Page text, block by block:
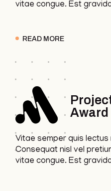
vitae congue. Est
READ MORE
Award
Vitae semper quis
Consequat nisl vel
vitae congue. Est